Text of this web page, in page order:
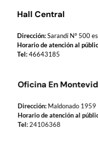
Hall Central
Dirección:Sarandí Nº 500
Horario de atención al
Tel:46643185
Oficina En
Dirección:Maldonado 1959
Horario de atención al
Tel:24106368